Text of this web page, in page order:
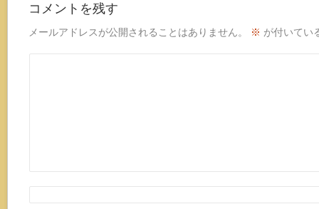
コメントを残す
メールアドレスが公開されることはありません。 ※ が付いてい